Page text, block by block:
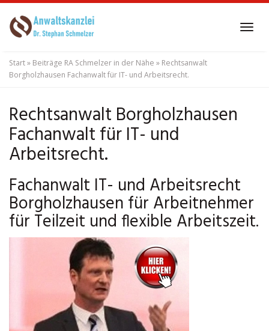
to
content
Start» Beiträge RA Schmelzer in der Nähe » Rechtsanwalt
Borgholzhausen Fachanwalt für IT- und Arbeitsrecht.
Rechtsanwalt Borgholzhausen
Fachanwalt für IT- und
Arbeitsrecht.
Fachanwalt IT- und Arbeitsrecht
Borgholzhausen für Arbeitnehmer
für Teilzeit und flexible Arbeitszeit.